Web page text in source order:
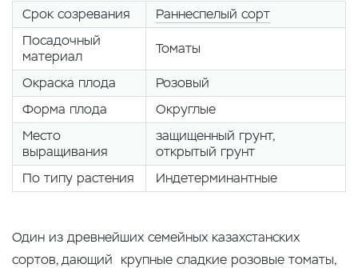
Срок созревания
Раннеспелый сорт
Посадочный
материал
Томаты
Окраска плода
Розовый
Форма плода
Округлые
Место
выращивания
защищенный грунт,
открытый грунт
По типу растения
Индетерминантные
Один из древнейших семейных казахстанских
сортов, дающий крупные сладкие розовые томаты,